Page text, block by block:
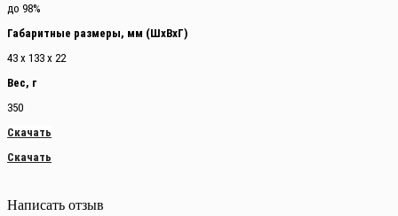
до 98%
Габаритные размеры, мм (ШхВхГ)
43 х 133 х 22
Вес, г
350
Скачать
Скачать
Написать отзыв